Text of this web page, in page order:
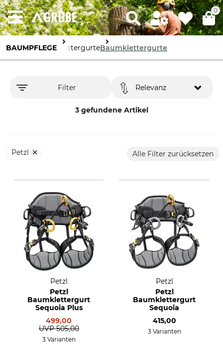
0
BAUMPFLEGE KlettergurteBaumklettergurte
Filter
3 gefundene Artikel
Relevanz
Petzl Alle Filter zurücksetzen
Petzl
Petzl
Baumklettergurt
Sequoia Plus
499,00
UVP 505,00
3 Varianten
Petzl
Petzl
Baumklettergurt
Sequoia
415,00
3 Varianten